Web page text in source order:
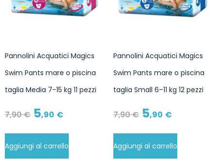
Pannolini Acquatici Magics
Swim Pants mare o piscina
taglia Media 7-15 kg 11 pezzi
7,90€ 5,90 €
Aggiungi al carrello
Pannolini Acquatici Magics
Swim Pants mare o piscina
taglia Small 6–11 kg 12 pezzi
7,90€ 5,90 €
Aggiungi al carrello